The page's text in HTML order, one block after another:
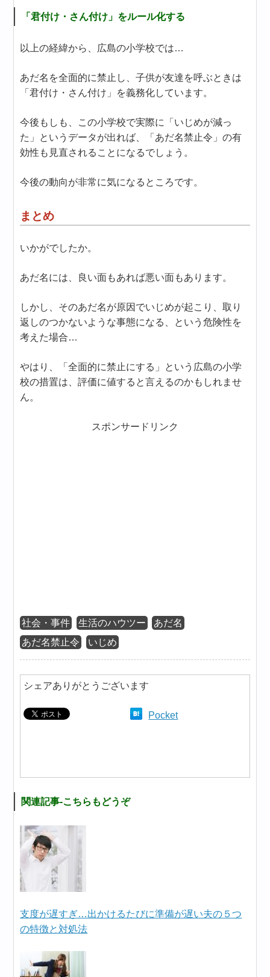
「君付け・さん付け」をルール化する
以上の経緯から、広島の小学校では…
あだ名を全面的に禁止し、子供が友達を呼ぶときは
「君付け・さん付け」を義務化しています。
今後もしも、この小学校で実際に「いじめが減っ
た」というデータが出れば、「あだ名禁止令」の有
効性も見直されることになるでしょう。
今後の動向が非常に気になるところです。
まとめ
いかがでしたか。
あだ名には、良い面もあれば悪い面もあります。
しかし、そのあだ名が原因でいじめが起こり、取り
返しのつかないような事態になる、という危険性を
考えた場合…
やはり、「全面的に禁止にする」という広島の小学
校の措置は、評価に値すると言えるのかもしれませ
ん。
スポンサードリンク
社会・事件 生活のハウツー
あだ名
あだ名禁止令
いじめ
シェアありがとうございます
Pocket
関連記事-こちらもどうぞ
支度が遅すぎ…出かけるたびに準備が遅い夫の５つ
の特徴と対処法